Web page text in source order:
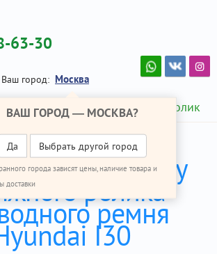
63-30
Ваш город: Москва
ВАШ ГОРОД — МОСКВА?
Да Выбрать другой город
города зависят цены, наличие товара и
доставки
Хендай АЙ 30 Натяжной ролик
на замену
ролика
ремня
I30